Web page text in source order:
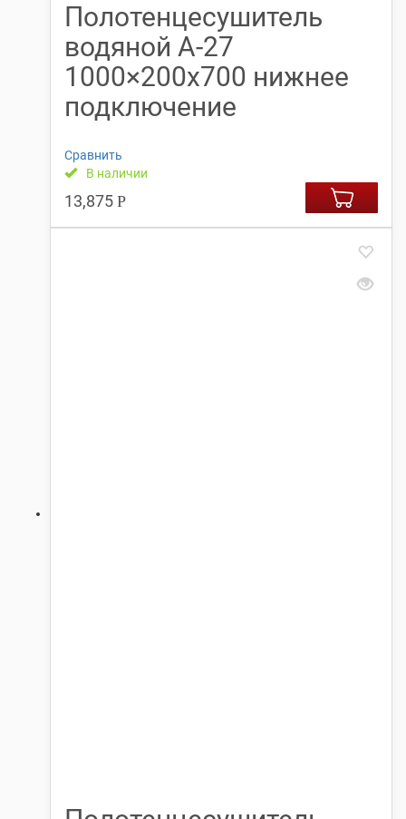
Полотенцесушитель
водяной А-27
1000×200х700 нижнее
подключение
Сравнить
В наличии
13,875 Р